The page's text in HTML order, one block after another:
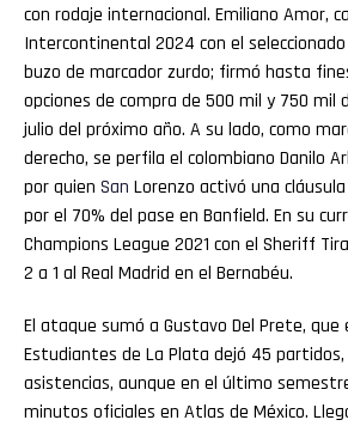
con rodaje internacional. Emiliano Amor,
Intercontinental 2024 con el seleccionado
buzo de marcador zurdo; firmó hasta
opciones de compra de 500 mil y 750 mil
julio del próximo año. A su lado, como
derecho, se perfila el colombiano Danilo
por quien San Lorenzo activó una
por el 70% del pase en Banfield. En su
Champions League 2021 con el Sheriff
2 a 1 al Real Madrid en el Bernabéu.
El ataque sumó a Gustavo Del Prete, que
Estudiantes de La Plata dejó 45 partidos,
asistencias, aunque en el último
minutos oficiales en Atlas de México.